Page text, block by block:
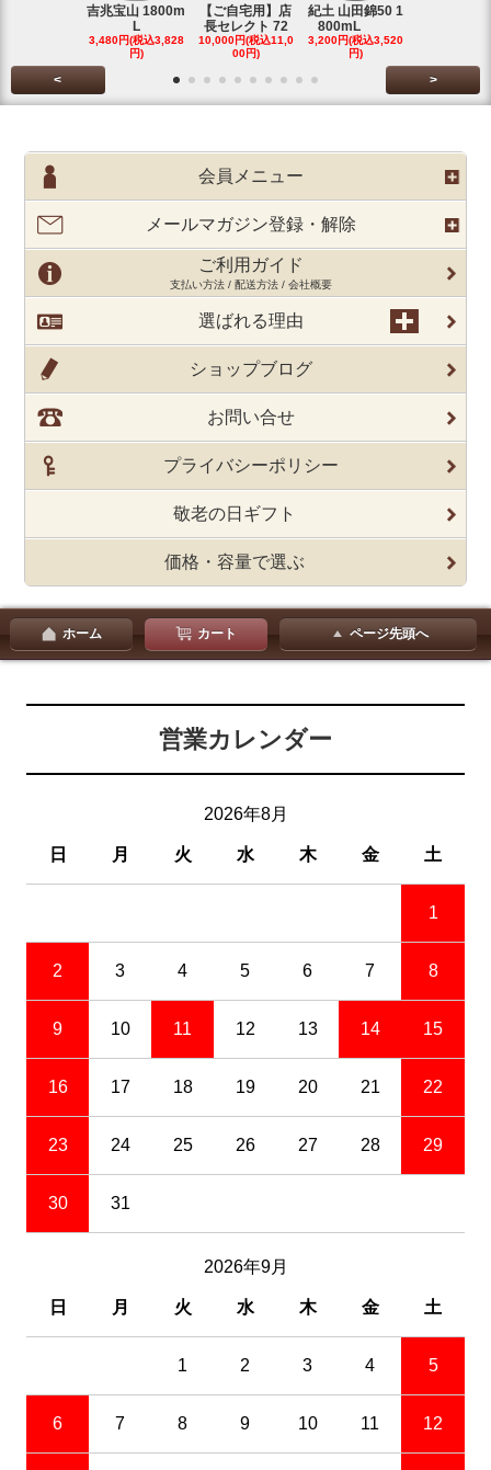
吉兆宝山 1800m
L
3,480円(税込3,828
円)
【ご自宅用】店
長セレクト 72
10,000円(税込11,0
00円)
紀土 山田錦50 1
800mL
3,200円(税込3,520
円)
< >
会員メニュー
メールマガジン登録・解除
ご利用ガイド
支払い方法 / 配送方法 / 会社概要
選ばれる理由
ショップブログ
お問い合せ
プライバシーポリシー
敬老の日ギフト
価格・容量で選ぶ
ホーム カート ページ先頭へ
営業カレンダー
2026年8月
日 月 火 水 木 金 土
1
2 3 4 5 6 7 8
9 10 11 12 13 14 15
16 17 18 19 20 21 22
23 24 25 26 27 28 29
30 31
2026年9月
日 月 火 水 木 金 土
1 2 3 4 5
6 7 8 9 10 11 12